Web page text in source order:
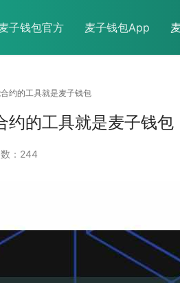
子钱包官方 麦子钱包App
约的工具就是麦子钱包
约的工具就是麦子钱包
：244